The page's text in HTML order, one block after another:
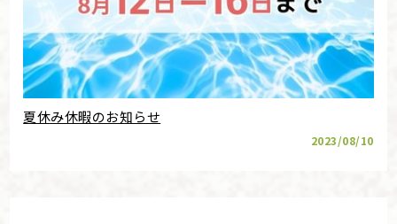
夏休み休暇のお知らせ
2023/08/10